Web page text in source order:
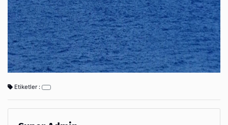
Etiketler :